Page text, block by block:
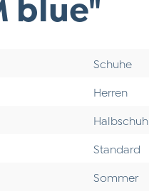
Schuhe
Herren
Halbschuh
Standard
Sommer